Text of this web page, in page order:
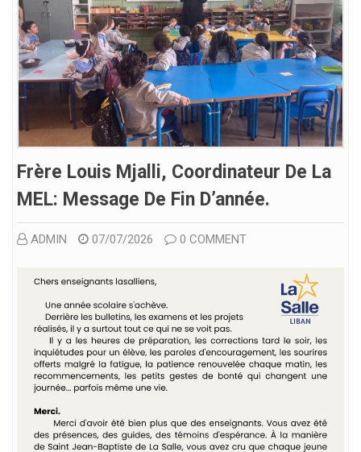
Frère Louis Mjalli, Coordinateur De La
MEL: Message De Fin D’année.
ADMIN 07/07/2026 0 COMMENT